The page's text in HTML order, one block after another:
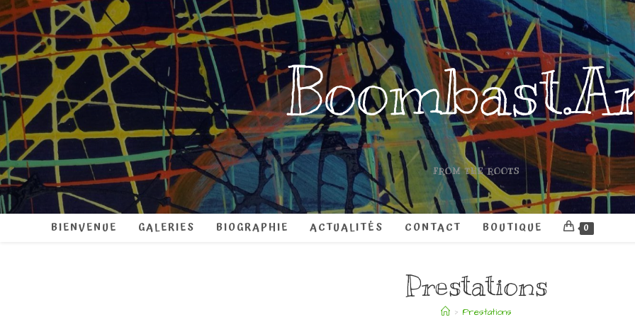
FROM THE ROOTS
BIENVENUE GALERIES BIOGRAPHIE ACTUALITÉS CONTACT BOUTIQUE 0
Prestations
> Prestations